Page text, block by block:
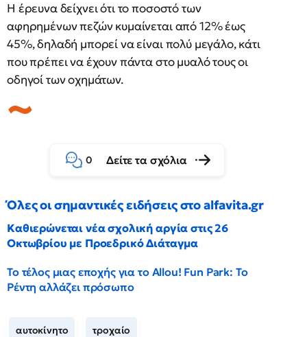
Η έρευνα δείχνει ότι το ποσοστό των
αφηρημένων πεζών κυμαίνεται από 12% έως
45%, δηλαδή μπορεί να είναι πολύ μεγάλο, κάτι
που πρέπει να έχουν πάντα στο μυαλό τους οι
οδηγοί των οχημάτων.
0 Δείτε τα σχόλια
Όλες οι σημαντικές ειδήσεις στο alfavita.gr
Καθιερώνεται νέα σχολική αργία στις 26
Οκτωβρίου με Προεδρικό Διάταγμα
Το τέλος μιας εποχής για το Allou! Fun Park: Το
Ρέντη αλλάζει πρόσωπο
αυτοκίνητο τροχαίο